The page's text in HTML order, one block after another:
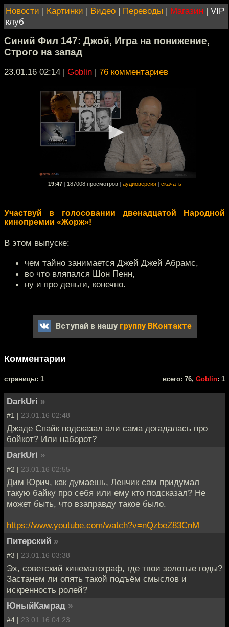
Новости | Картинки | Видео | Переводы | Магазин | VIP
клуб
Синий Фил 147: Джой, Игра на понижение,
Строго на запад
23.01.16 02:14 | Goblin | 76 комментариев
19:47 187008 просмотров аудиоверсия скачать
Участвуй в голосовании двенадцатой Народной
кинопремии «Жорж»!
В этом выпуске:
чем тайно занимается Джей Джей Абрамс,
во что вляпался Шон Пенн,
ну и про деньги, конечно.
Вступай в нашу группу ВКонтакте
Комментарии
cтраницы: 1 всего: 76, Goblin: 1
DarkUri »
#1 | 23.01.16 02:48
Джаде Спайк подсказал али сама догадалась про
бойкот? Или наборот?
DarkUri »
#2 | 23.01.16 02:55
Дим Юрич, как думаешь, Ленчик сам придумал
такую байку про себя или ему кто подсказал? Не
может быть, что взаправду такое было.
https://www.youtube.com/watch?v=nQzbeZ83CnM
Питерский »
#3 | 23.01.16 03:38
Эх, советский кинематограф, где твои золотые годы?
Застанем ли опять такой подъём смыслов и
искренность ролей?
ЮныйКамрад »
#4 | 23.01.16 04:23